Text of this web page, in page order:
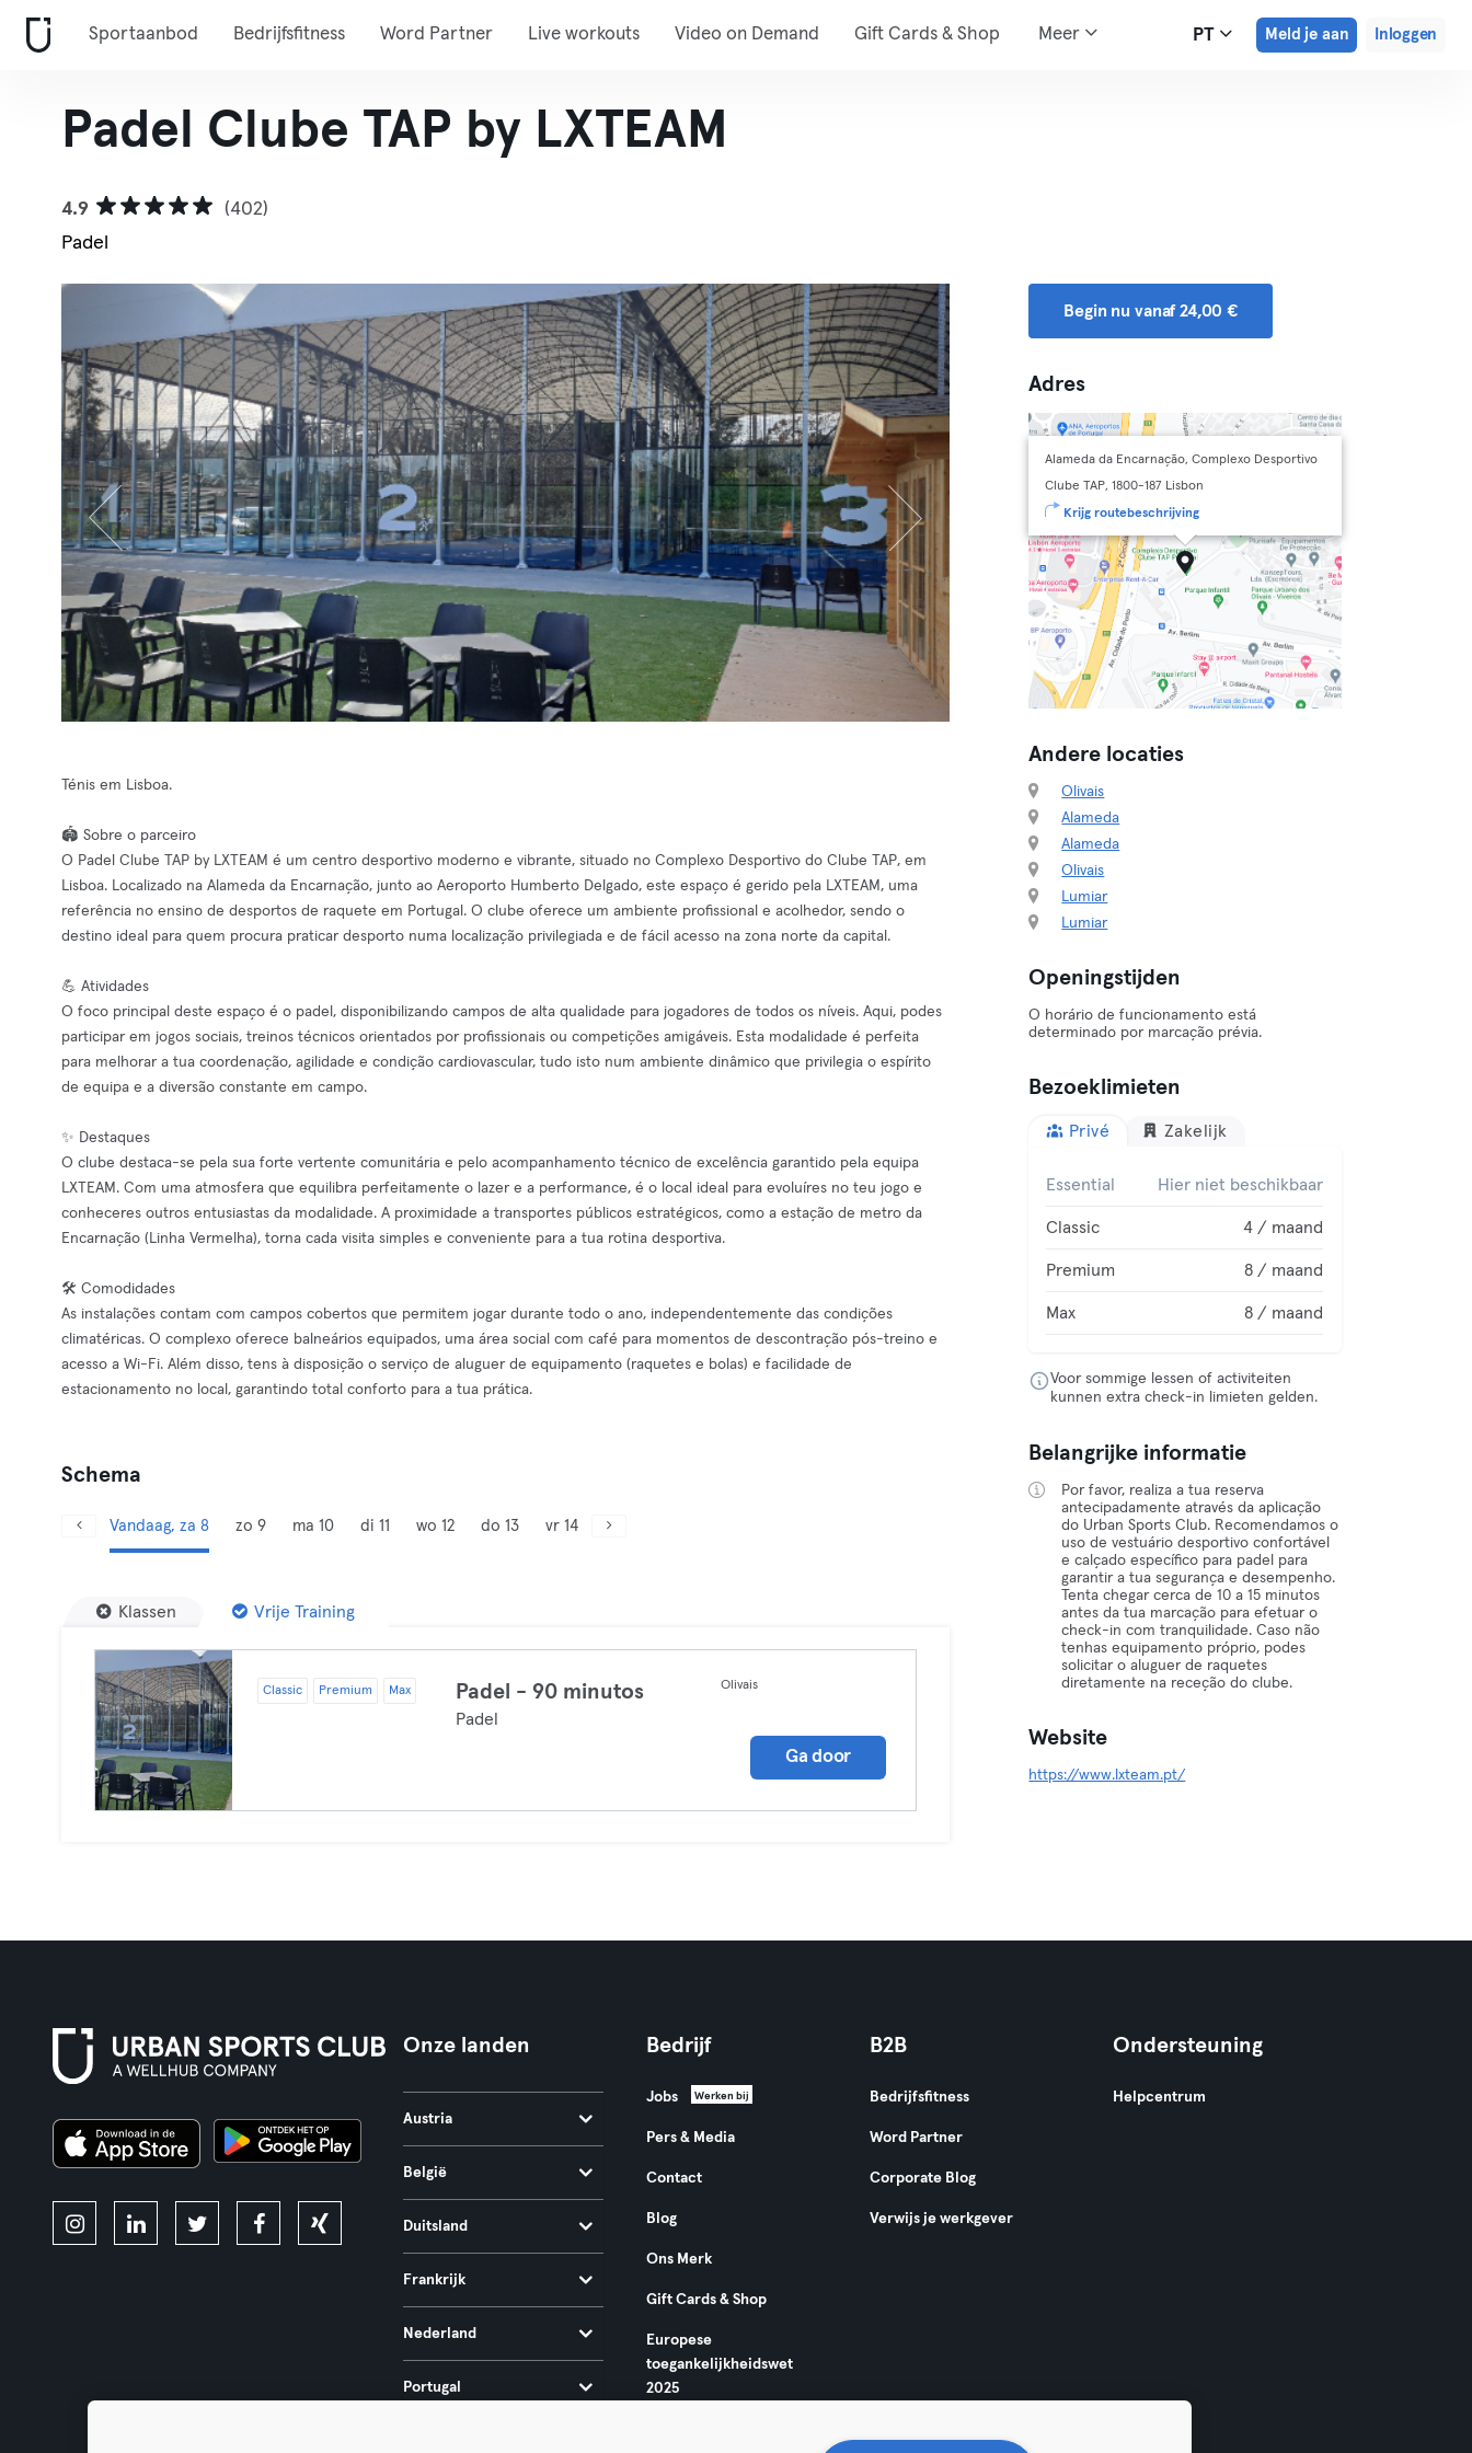
Sportaanbod Bedrijfsfitness Word Partner Live workouts Video on Demand Gift Cards & Shop Meer PT Meld je aan Inloggen
Padel Clube TAP by LXTEAM
4.9
(402)
Padel
Ténis em Lisboa.
🏟️ Sobre o parceiro
O Padel Clube TAP by LXTEAM é um centro desportivo moderno e vibrante, situado no Complexo Desportivo do Clube TAP, em
Lisboa. Localizado na Alameda da Encarnação, junto ao Aeroporto Humberto Delgado, este espaço é gerido pela LXTEAM, uma
referência no ensino de desportos de raquete em Portugal. O clube oferece um ambiente profissional e acolhedor, sendo o
destino ideal para quem procura praticar desporto numa localização privilegiada e de fácil acesso na zona norte da capital.
💪 Atividades
O foco principal deste espaço é o padel, disponibilizando campos de alta qualidade para jogadores de todos os níveis. Aqui, podes
participar em jogos sociais, treinos técnicos orientados por profissionais ou competições amigáveis. Esta modalidade é perfeita
para melhorar a tua coordenação, agilidade e condição cardiovascular, tudo isto num ambiente dinâmico que privilegia o espírito
de equipa e a diversão constante em campo.
✨ Destaques
O clube destaca-se pela sua forte vertente comunitária e pelo acompanhamento técnico de excelência garantido pela equipa
LXTEAM. Com uma atmosfera que equilibra perfeitamente o lazer e a performance, é o local ideal para evoluíres no teu jogo e
conheceres outros entusiastas da modalidade. A proximidade a transportes públicos estratégicos, como a estação de metro da
Encarnação (Linha Vermelha), torna cada visita simples e conveniente para a tua rotina desportiva.
🛠️ Comodidades
As instalações contam com campos cobertos que permitem jogar durante todo o ano, independentemente das condições
climatéricas. O complexo oferece balneários equipados, uma área social com café para momentos de descontração pós-treino e
acesso a Wi-Fi. Além disso, tens à disposição o serviço de aluguer de equipamento (raquetes e bolas) e facilidade de
estacionamento no local, garantindo total conforto para a tua prática.
Schema
Vandaag, za 8 zo 9 ma 10 di 11 wo 12 do 13 vr 14
Klassen Vrije Training
Classic Premium Max Padel - 90 minutos
Padel
Olivais
Ga door
Begin nu vanaf 24,00 €
Adres
Alameda da Encarnação, Complexo Desportivo
Clube TAP, 1800-187 Lisbon
Krijg routebeschrijving
Andere locaties
Olivais
Alameda
Alameda
Olivais
Lumiar
Lumiar
Openingstijden
O horário de funcionamento está
determinado por marcação prévia.
Bezoeklimieten
Privé Zakelijk
Essential Hier niet beschikbaar
Classic 4 / maand
Premium 8 / maand
Max 8 / maand
Voor sommige lessen of activiteiten
kunnen extra check-in limieten gelden.
Belangrijke informatie
Por favor, realiza a tua reserva
antecipadamente através da aplicação
do Urban Sports Club. Recomendamos o
uso de vestuário desportivo confortável
e calçado específico para padel para
garantir a tua segurança e desempenho.
Tenta chegar cerca de 10 a 15 minutos
antes da tua marcação para efetuar o
check-in com tranquilidade. Caso não
tenhas equipamento próprio, podes
solicitar o aluguer de raquetes
diretamente na receção do clube.
Website
https://www.lxteam.pt/
Onze landen
Austria
België
Duitsland
Frankrijk
Nederland
Portugal
Bedrijf
Jobs Werken bij
Pers & Media
Contact
Blog
Ons Merk
Gift Cards & Shop
Europese
toegankelijkheidswet
2025
B2B
Bedrijfsfitness
Word Partner
Corporate Blog
Verwijs je werkgever
Ondersteuning
Helpcentrum